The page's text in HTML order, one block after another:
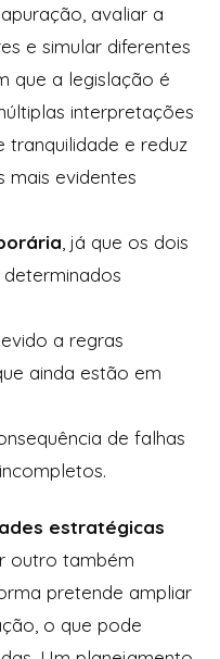
avaliar a
e simular diferentes
que a legislação é
interpretações
e reduz
mais evidentes
, já que os dois
a regras
ainda estão em
de falhas
estratégicas
outro também
pretende ampliar
o que pode